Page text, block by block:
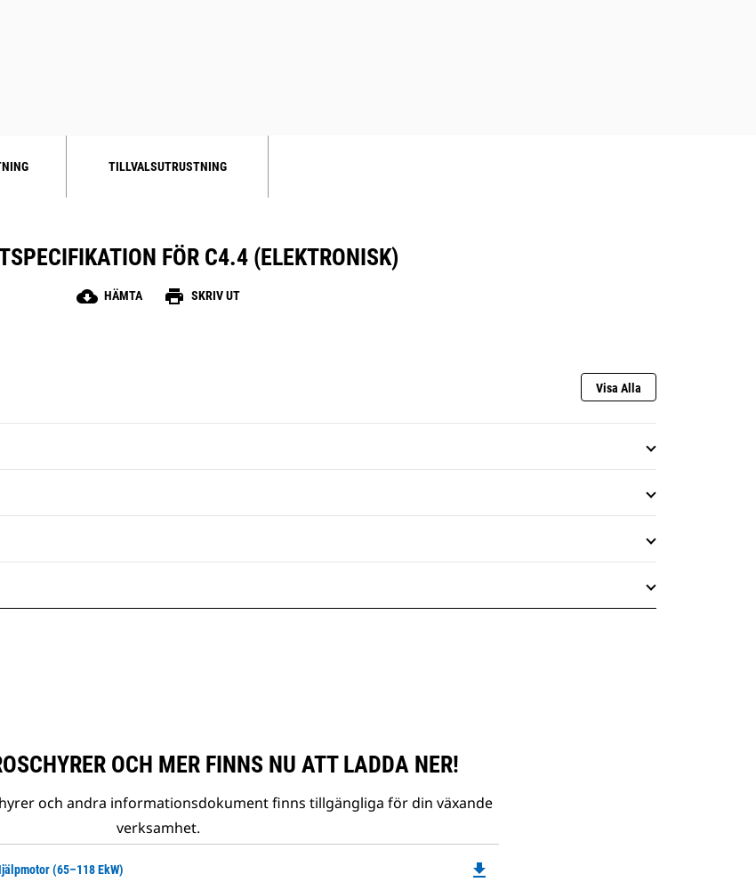
TILLVALSUTRUSTNING
FÖR C4.4 (ELEKTRONISK)
cloud_download HÄMTA print SKRIV UT
Visa Alla
OCH MER FINNS NU ATT LADDA NER!
och andra informationsdokument finns tillgängliga för din växande
verksamhet.
(65–118 EkW) file_download